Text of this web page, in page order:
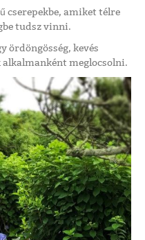
cserepekbe, amiket télre
tudsz vinni.
ördöngösség, kevés
alkalmanként meglocsolni.